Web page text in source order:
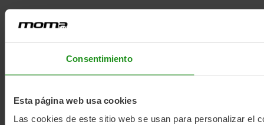
Consentimiento
Esta página web usa cookies
Las cookies de este sitio web se usan para personalizar el